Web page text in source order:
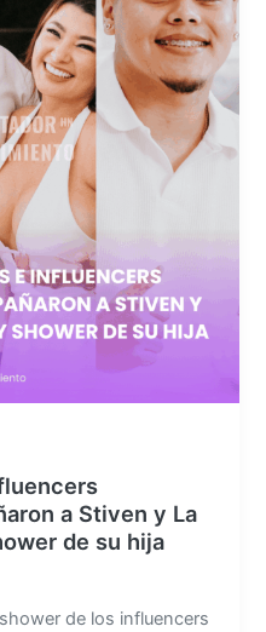
a Stiven y La
de su hija
de los influencers